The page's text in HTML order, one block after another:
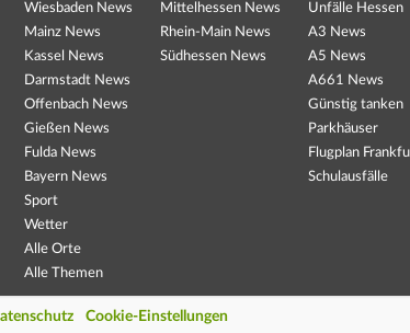
Wiesbaden News
Mainz News
Kassel News
Darmstadt News
Offenbach News
Gießen News
Fulda News
Bayern News
Sport
Wetter
Alle Orte
Alle Themen
Mittelhessen News
Rhein-Main News
Südhessen News
Unfälle Hessen
A3 News
A5 News
A661 News
Günstig tanken
Parkhäuser
Flugplan
Schulausfälle
Cookie-Einstellungen